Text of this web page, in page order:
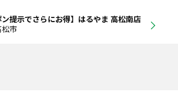
ン提示でさらにお得】はるやま 高松南店
市